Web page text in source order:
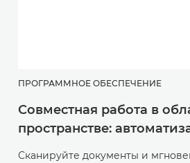
ПРОГРАММНОЕ ОБЕСПЕЧЕНИЕ
Совместная работа в
пространстве:
Сканируйте документы и